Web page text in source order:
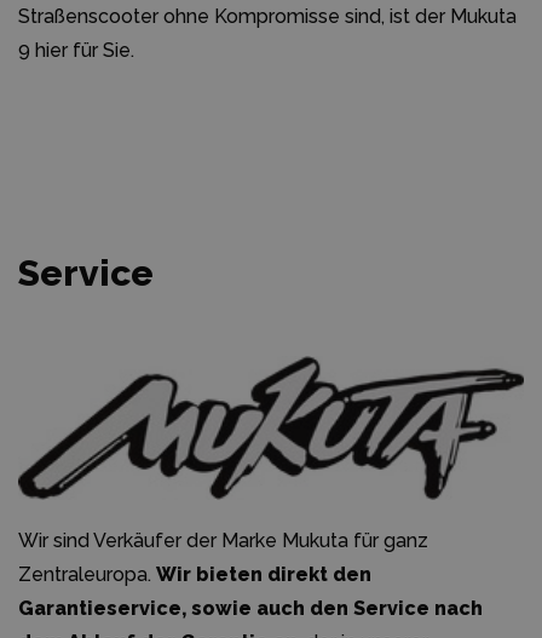
Straßenscooter ohne Kompromisse sind, ist der Mukuta
9 hier für Sie.
Service
Wir sind Verkäufer der Marke Mukuta für ganz
Zentraleuropa. Wir bieten direkt den
Garantieservice, sowie auch den Service nach